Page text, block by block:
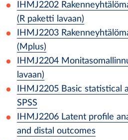
IHMJ2202
(R paketti lavaan)
IHMJ2203
(Mplus)
IHMJ2204
lavaan)
IHMJ2205 Basic statistical
SPSS
IHMJ2206 Latent profile
and distal outcomes